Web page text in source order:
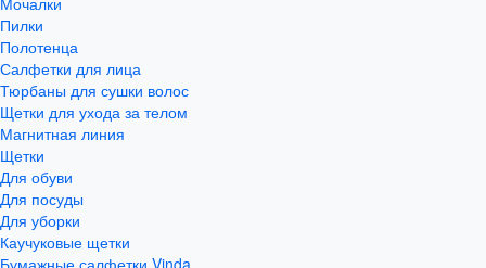
Пилки
Полотенца
Салфетки для лица
Тюрбаны для сушки волос
Щетки для ухода за телом
Магнитная линия
Щетки
Для обуви
Для посуды
Для уборки
Каучуковые щетки
Бумажные салфетки Vinda